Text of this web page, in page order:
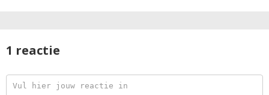
1 reactie